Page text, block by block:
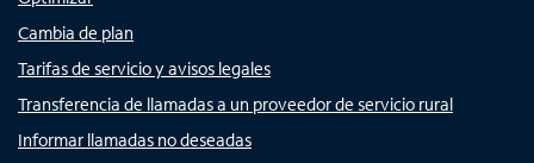
Cambia de plan
Tarifas de servicio y avisos legales
Transferencia de llamadas a un proveedor de servicio rural
Informar llamadas no deseadas